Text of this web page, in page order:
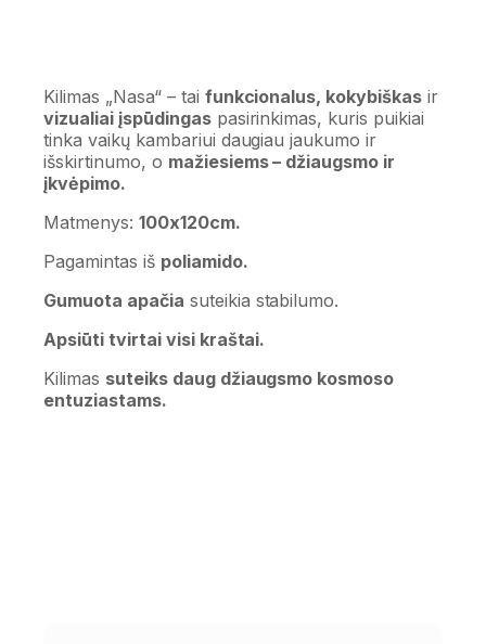
Kilimas „Nasa“ – tai funkcionalus, kokybiškas ir
vizualiai įspūdingaspasirinkimas, kuris puikiai
tinka vaikų kambariui daugiau jaukumo ir
išskirtinumo, o mažiesiems – džiaugsmo ir
įkvėpimo.
Matmenys: 100x120cm.
Pagamintas iš poliamido.
Gumuota apačia suteikia stabilumo.
Apsiūti tvirtai visi kraštai.
Kilimas suteiks daug džiaugsmo kosmoso
entuziastams.